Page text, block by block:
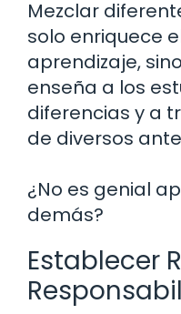
Mezclar
solo enriquece
aprendizaje,
enseña a los
diferencias y a
de diversos
¿No es genial
demás?
Establecer